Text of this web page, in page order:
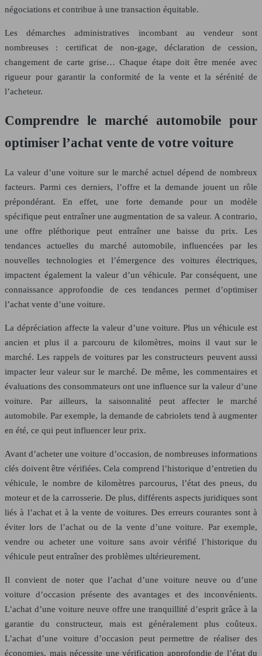
négociations et contribue à une transaction équitable.
Les démarches administratives incombant au vendeur sont
nombreuses : certificat de non-gage, déclaration de cession,
changement de carte grise… Chaque étape doit être menée avec
rigueur pour garantir la conformité de la vente et la sérénité de
l’acheteur.
Comprendre le marché automobile pour
optimiser l’achat vente de votre voiture
La valeur d’une voiture sur le marché actuel dépend de nombreux
facteurs. Parmi ces derniers, l’offre et la demande jouent un rôle
prépondérant. En effet, une forte demande pour un modèle
spécifique peut entraîner une augmentation de sa valeur. A contrario,
une offre pléthorique peut entraîner une baisse du prix. Les
tendances actuelles du marché automobile, influencées par les
nouvelles technologies et l’émergence des voitures électriques,
impactent également la valeur d’un véhicule. Par conséquent, une
connaissance approfondie de ces tendances permet d’optimiser
l’achat vente d’une voiture.
La dépréciation affecte la valeur d’une voiture. Plus un véhicule est
ancien et plus il a parcouru de kilomètres, moins il vaut sur le
marché. Les rappels de voitures par les constructeurs peuvent aussi
impacter leur valeur sur le marché. De même, les commentaires et
évaluations des consommateurs ont une influence sur la valeur d’une
voiture. Par ailleurs, la saisonnalité peut affecter le marché
automobile. Par exemple, la demande de cabriolets tend à augmenter
en été, ce qui peut influencer leur prix.
Avant d’acheter une voiture d’occasion, de nombreuses informations
clés doivent être vérifiées. Cela comprend l’historique d’entretien du
véhicule, le nombre de kilomètres parcourus, l’état des pneus, du
moteur et de la carrosserie. De plus, différents aspects juridiques sont
liés à l’achat et à la vente de voitures. Des erreurs courantes sont à
éviter lors de l’achat ou de la vente d’une voiture. Par exemple,
vendre ou acheter une voiture sans avoir vérifié l’historique du
véhicule peut entraîner des problèmes ultérieurement.
Il convient de noter que l’achat d’une voiture neuve ou d’une
voiture d’occasion présente des avantages et des inconvénients.
L’achat d’une voiture neuve offre une tranquillité d’esprit grâce à la
garantie du constructeur, mais est généralement plus coûteux.
L’achat d’une voiture d’occasion peut permettre de réaliser des
économies, mais nécessite une vérification approfondie de l’état du